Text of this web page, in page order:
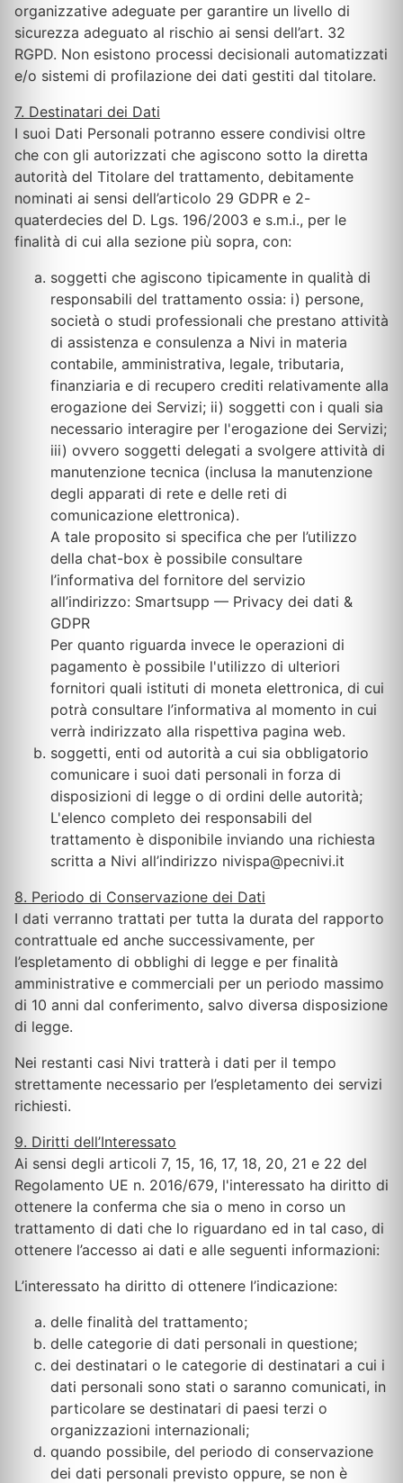
organizzative adeguate per garantire un livello di
sicurezza adeguato al rischio ai sensi dell’art. 32
RGPD. Non esistono processi decisionali automatizzati
e/o sistemi di profilazione dei dati gestiti dal titolare.
7. Destinatari dei Dati
I suoi Dati Personali potranno essere condivisi oltre
che con gli autorizzati che agiscono sotto la diretta
autorità del Titolare del trattamento, debitamente
nominati ai sensi dell’articolo 29 GDPR e 2-
quaterdecies del D. Lgs. 196/2003 e s.m.i., per le
finalità di cui alla sezione più sopra, con:
soggetti che agiscono tipicamente in qualità di
responsabili del trattamento ossia: i) persone,
società o studi professionali che prestano attività
di assistenza e consulenza a Nivi in materia
contabile, amministrativa, legale, tributaria,
finanziaria e di recupero crediti relativamente alla
erogazione dei Servizi; ii) soggetti con i quali sia
necessario interagire per l'erogazione dei Servizi;
iii) ovvero soggetti delegati a svolgere attività di
manutenzione tecnica (inclusa la manutenzione
degli apparati di rete e delle reti di
comunicazione elettronica).
A tale proposito si specifica che per l’utilizzo
della chat-box è possibile consultare
l’informativa del fornitore del servizio
all’indirizzo: Smartsupp — Privacy dei dati &
GDPR
Per quanto riguarda invece le operazioni di
pagamento è possibile l'utilizzo di ulteriori
fornitori quali istituti di moneta elettronica, di cui
potrà consultare l’informativa al momento in cui
verrà indirizzato alla rispettiva pagina web.
soggetti, enti od autorità a cui sia obbligatorio
comunicare i suoi dati personali in forza di
disposizioni di legge o di ordini delle autorità;
L'elenco completo dei responsabili del
trattamento è disponibile inviando una richiesta
scritta a Nivi all’indirizzo nivispa@pecnivi.it
8. Periodo di Conservazione dei Dati
I dati verranno trattati per tutta la durata del rapporto
contrattuale ed anche successivamente, per
l’espletamento di obblighi di legge e per finalità
amministrative e commerciali per un periodo massimo
di 10 anni dal conferimento, salvo diversa disposizione
di legge.
Nei restanti casi Nivi tratterà i dati per il tempo
strettamente necessario per l’espletamento dei servizi
richiesti.
9. Diritti dell’Interessato
Ai sensi degli articoli 7, 15, 16, 17, 18, 20, 21 e 22 del
Regolamento UE n. 2016/679, l'interessato ha diritto di
ottenere la conferma che sia o meno in corso un
trattamento di dati che lo riguardano ed in tal caso, di
ottenere l’accesso ai dati e alle seguenti informazioni:
L’interessato ha diritto di ottenere l’indicazione:
delle finalità del trattamento;
delle categorie di dati personali in questione;
dei destinatari o le categorie di destinatari a cui i
dati personali sono stati o saranno comunicati, in
particolare se destinatari di paesi terzi o
organizzazioni internazionali;
quando possibile, del periodo di conservazione
dei dati personali previsto oppure, se non è